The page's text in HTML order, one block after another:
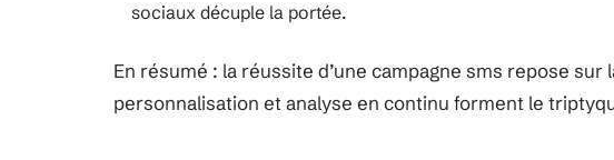
sociaux décuple la portée.
En résumé : la réussite d’une campagne sms repose sur
personnalisation et analyse en continu forment le